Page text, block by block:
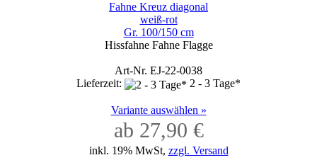
Fahne Kreuz diagonal
weiß-rot
Gr. 100/150 cm
Hissfahne Fahne Flagge
Art-Nr. EJ-22-0038
Lieferzeit:
2 - 3 Tage*
Variante auswählen »
ab 27,90 €
inkl. 19% MwSt, zzgl. Versand